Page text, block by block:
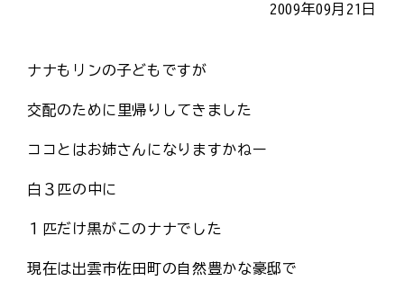
2009年09月21日
ナナもリンの子どもですが
交配のために里帰りしてきました
ココとはお姉さんになりますかねー
白３匹の中に
１匹だけ黒がこのナナでした
現在は出雲市佐田町の自然豊かな豪邸で